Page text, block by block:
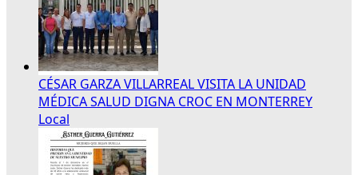
CÉSAR GARZA VILLARREAL VISITA LA UNIDAD
MÉDICA SALUD DIGNA CROC EN MONTERREY
Local